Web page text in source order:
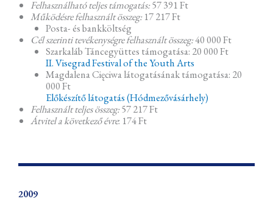
Felhasználható teljes támogatás:57 391 Ft
Működésre felhasznált összeg:17 217 Ft
Posta- és bankköltség
Cél szerinti tevékenységre felhasznált összeg:40 000 Ft
Szarkaláb Táncegyüttes támogatása: 20 000 Ft
II. Visegrad Festival of the Youth Arts
Magdalena Cięciwa látogatásának támogatása: 20
000 Ft
Előkészítő látogatás (Hódmezővásárhely)
Felhasznált teljes összeg:57 217 Ft
Átvitel a következő évre: 174 Ft
2009